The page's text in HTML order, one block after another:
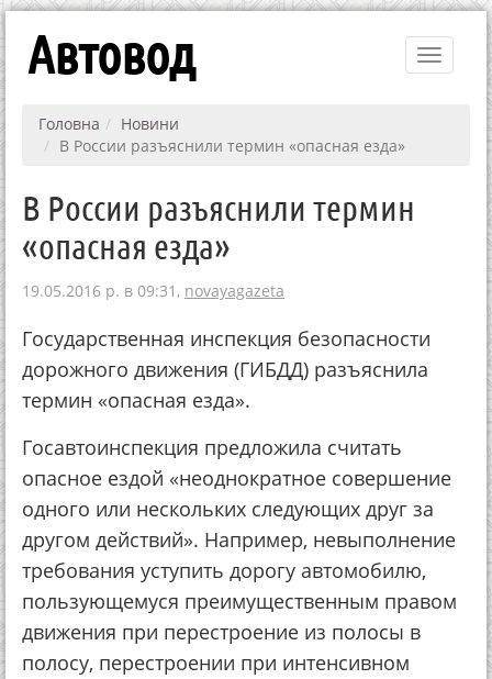
Toggle
Автовод
Головна
Новини
В России разъяснили термин «опасная езда»
В России разъяснили термин
«опасная езда»
19.05.2016 р. в 09:31, novayagazeta
Государственная инспекция безопасности
дорожного движения (ГИБДД) разъяснила
термин «опасная езда».
Госавтоинспекция предложила считать
опасное ездой «неоднократное совершение
одного или нескольких следующих друг за
другом действий». Например, невыполнение
требования уступить дорогу автомобилю,
пользующемуся преимущественным правом
движения при перестроение из полосы в
полосу, перестроении при интенсивном